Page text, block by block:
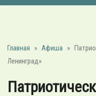
Главная » Афиша »
Ленинград»